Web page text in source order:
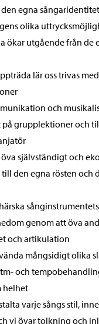
egna
olika
ökar utgående från de
lär oss trivas
och
på grupplektioner och
öva självständigt och
den egna rösten och
genom att öva
och artikulation
mångsidigt olika
och
helhet
varje sångs stil,
vi övar tolkning och